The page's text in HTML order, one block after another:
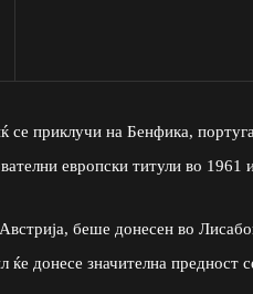
приклучи на Бенфика,
европски титули во 1961
беше донесен во
донесе значителна предност